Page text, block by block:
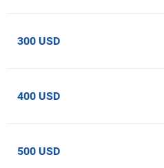
300 USD
400 USD
500 USD